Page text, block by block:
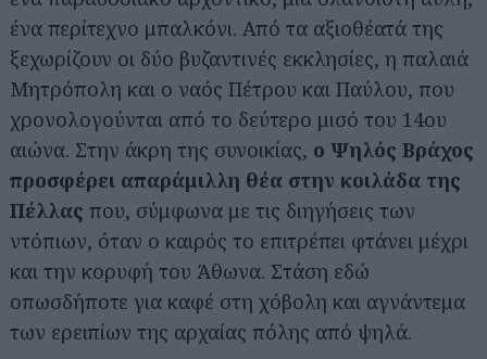
ένα περίτεχνο μπαλκόνι. Από τα αξιοθέατά της
ξεχωρίζουν οι δύο βυζαντινές εκκλησίες, η παλαιά
Μητρόπολη και ο ναός Πέτρου και Παύλου, που
χρονολογούνται από το δεύτερο μισό του 14ου
αιώνα. Στην άκρη της συνοικίας, ο Ψηλός Βράχος
προσφέρει απαράμιλλη θέα στην κοιλάδα της
Πέλλας που, σύμφωνα με τις διηγήσεις των
ντόπιων, όταν ο καιρός το επιτρέπει φτάνει μέχρι
και την κορυφή του Άθωνα. Στάση εδώ
οπωσδήποτε για καφέ στη χόβολη και αγνάντεμα
των ερειπίων της αρχαίας πόλης από ψηλά.